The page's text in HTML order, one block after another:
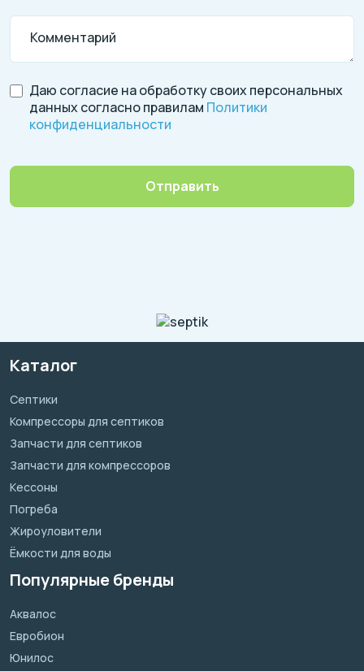
Комментарий
Даю согласие на обработку своих персональных
данных согласно правилам Политики
конфиденциальности
Отправить
Каталог
Септики
Компрессоры для септиков
Запчасти для септиков
Запчасти для компрессоров
Кессоны
Погреба
Жироуловители
Ёмкости для воды
Популярные бренды
Аквалос
Евробион
Юнилос